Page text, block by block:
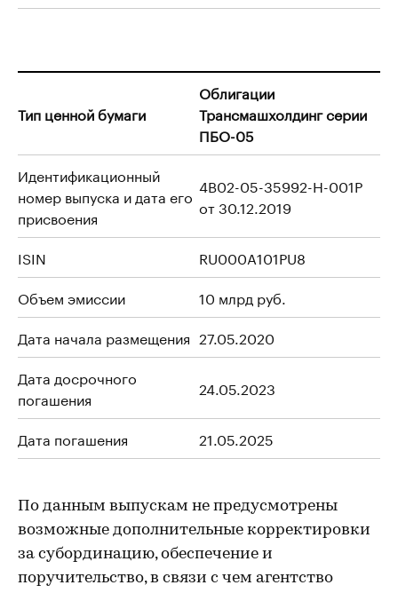
Тип ценной бумаги
Облигации
Трансмашхолдинг серии
ПБО-05
Идентификационный
номер выпуска и дата его
присвоения
4B02-05-35992-H-001P
от 30.12.2019
ISIN
RU000A101PU8
Объем эмиссии
10 млрд руб.
Дата начала размещения 27.05.2020
Дата досрочного
погашения
24.05.2023
Дата погашения 21.05.2025
По данным выпускам не предусмотрены
возможные дополнительные корректировки
за субординацию, обеспечение и
поручительство, в связи с чем агентство